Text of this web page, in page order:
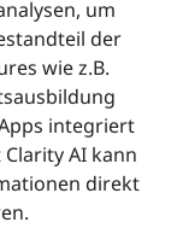
um
der
wie z.B.
integriert
AI kann
direkt